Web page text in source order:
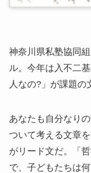
神奈川県私塾協同
ル。今年は入不二
人なの?」が課題の
あなたも自分なり
ついて考える文章
がリード文だ。「
で、子どもたちは